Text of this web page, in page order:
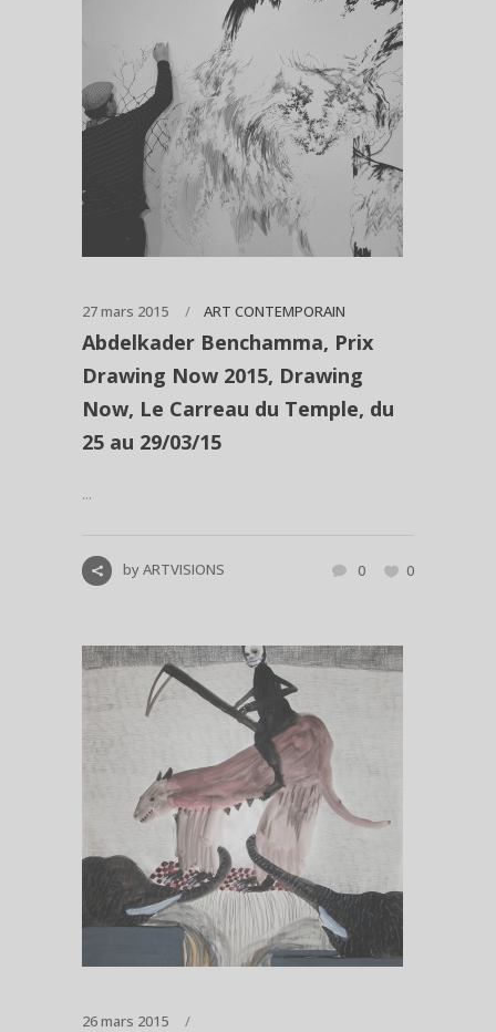
27 mars 2015 ART CONTEMPORAIN
Abdelkader Benchamma, Prix
Drawing Now 2015, Drawing
Now, Le Carreau du Temple, du
25 au 29/03/15
...
byARTVISIONS 0 0
26 mars 2015